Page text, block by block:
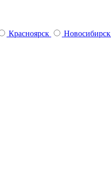
Красноярск Новосибирск